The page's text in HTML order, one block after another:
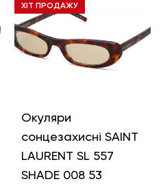
ХІТ ПРОДАЖУ
Окуляри
сонцезахисні SAINT
LAURENT SL 557
SHADE 008 53